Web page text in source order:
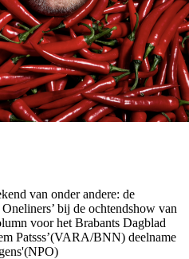
van onder andere: de
bij de ochtendshow van
voor het Brabants Dagblad
Patsss’(VARA/BNN) deelname